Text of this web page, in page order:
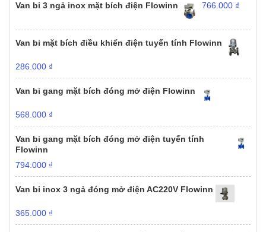
Van bi 3 ngả inox mặt bích điện Flowinn 766.000 ₫
Van bi mặt bích điều khiển điện tuyến tính Flowinn
286.000 ₫
Van bi gang mặt bích đóng mở điện Flowinn
568.000 ₫
Van bi gang mặt bích đóng mở điện tuyến tính
Flowinn
794.000 ₫
Van bi inox 3 ngả đóng mở điện AC220V Flowinn
365.000 ₫